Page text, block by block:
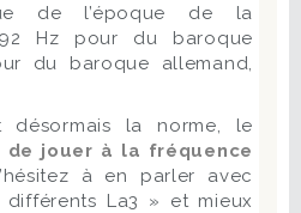
de l’époque de la
Hz pour du baroque
du baroque allemand,
la norme, le
de jouer à la fréquence
à en parler avec
La3 » et mieux